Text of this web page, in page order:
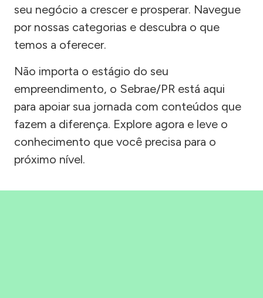
seu negócio a crescer e prosperar. Navegue
por nossas categorias e descubra o que
temos a oferecer.
Não importa o estágio do seu
empreendimento, o Sebrae/PR está aqui
para apoiar sua jornada com conteúdos que
fazem a diferença. Explore agora e leve o
conhecimento que você precisa para o
próximo nível.